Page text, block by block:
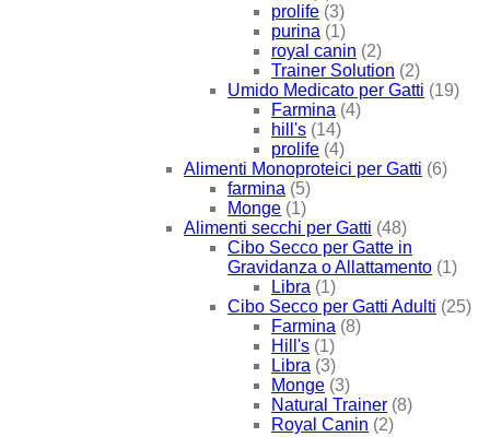
prolife (3)
purina (1)
royal canin (2)
Trainer Solution (2)
Umido Medicato per Gatti (19)
Farmina (4)
hill's (14)
prolife (4)
Alimenti Monoproteici per Gatti (6)
farmina (5)
Monge (1)
Alimenti secchi per Gatti (48)
Cibo Secco per Gatte in
Gravidanza o Allattamento (1)
Libra (1)
Cibo Secco per Gatti Adulti (25)
Farmina (8)
Hill's (1)
Libra (3)
Monge (3)
Natural Trainer (8)
Royal Canin (2)